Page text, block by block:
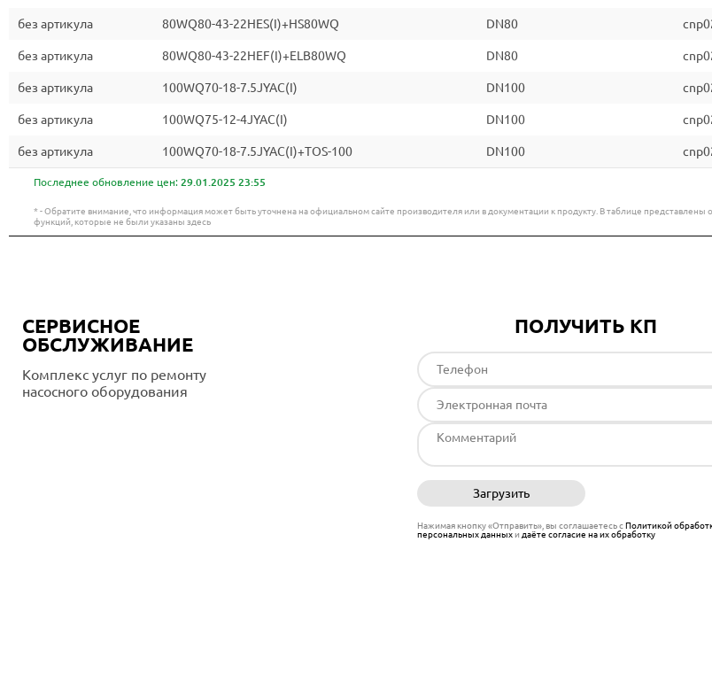
без артикула 80WQ80-43-22HES(I)+HS80WQ DN80
без артикула 80WQ80-43-22HEF(I)+ELB80WQ DN80
без артикула 100WQ70-18-7.5JYAC(I) DN100
без артикула 100WQ75-12-4JYAC(I) DN100
без артикула 100WQ70-18-7.5JYAC(I)+TOS-100 DN100
Последнее обновление цен: 29.01.2025 23:55
* - Обратите внимание, что информация может быть уточнена на официальном сайте производителя или в документации к продукту. В таблице
функций, которые не были указаны здесь
СЕРВИСНОЕ
ОБСЛУЖИВАНИЕ
Комплекс услуг по ремонту
насосного оборудования
ПОЛУЧИТЬ КП
Загрузить
Нажимая кнопку «Отправить», вы соглашаетесь сПолитикой
персональных данныхи даёте согласие на их обработку